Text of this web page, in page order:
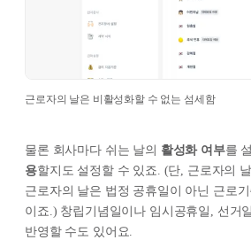
근로자의 날은 비활성화할 수 없는 섬세함
물론 회사마다 쉬는 날의 활성화 여부를
용할지도 설정할 수 있죠. (단, 근로자의
근로자의 날은 법정 공휴일이 아닌 근로
이죠.) 창립기념일이나 임시공휴일, 선거
반영할 수도 있어요.